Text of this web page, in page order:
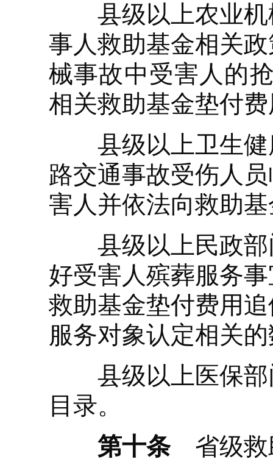
县级以上农业机
事人救助基金相关
械事故中受害人的
相关救助基金垫付
县级以上卫生健
路交通事故受伤人
害人并依法向救助
县级以上民政部
好受害人殡葬服务
救助基金垫付费用
服务对象认定相关
县级以上医保部
目录。
第十条省级救